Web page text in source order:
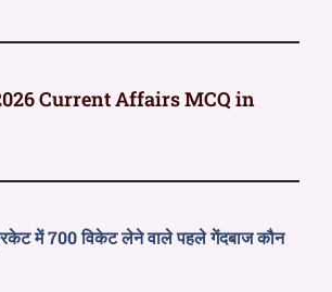
Current Affairs MCQ in
में 700 विकेट लेने वाले पहले गेंदबाज कौन